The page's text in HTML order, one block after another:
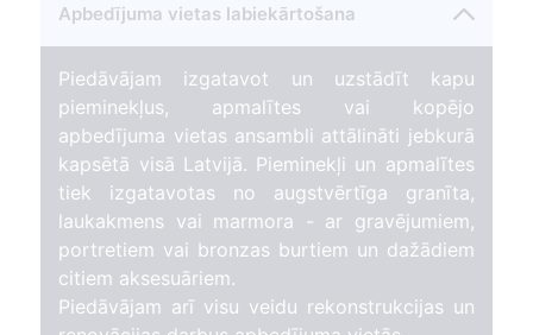
Apbedījuma vietas labiekārtošana
Piedāvājam izgatavot un uzstādīt kapu
pieminekļus, apmalītes vai kopējo
apbedījuma vietas ansambli attālināti jebkurā
kapsētā visā Latvijā. Pieminekļi un apmalītes
tiek izgatavotas no augstvērtīga granīta,
laukakmens vai marmora - ar gravējumiem,
portretiem vai bronzas burtiem un dažādiem
citiem aksesuāriem.
Piedāvājam arī visu veidu rekonstrukcijas un